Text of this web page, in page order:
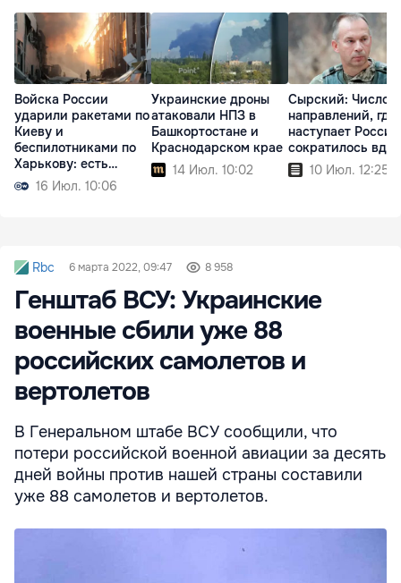
Войска России
ударили ракетами по
Киеву и
беспилотниками по
Харькову: есть
жертвы16 Июл. 10:06
Украинские дроны
атаковали НПЗ в
Башкортостане и
Краснодарском крае
14 Июл. 10:02
Сырский: Число
направлений, где
наступает
сократилось
10 Июл. 12:25
Rbc 6 марта 2022, 09:47 8 958
Генштаб ВСУ: Украинские
военные сбили уже 88
российских самолетов и
вертолетов
В Генеральном штабе ВСУ сообщили, что
потери российской военной авиации за десять
дней войны против нашей страны составили
уже 88 самолетов и вертолетов.